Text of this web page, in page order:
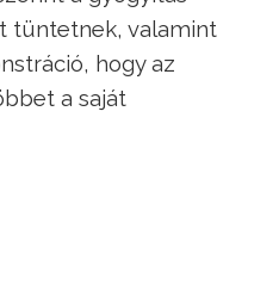
tüntetnek, valamint
hogy az
a saját